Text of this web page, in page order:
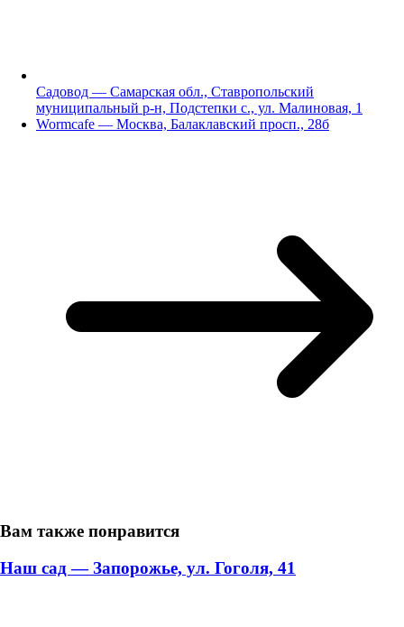
Садовод — Самарская обл., Ставропольский
муниципальный р-н, Подстепки с., ул. Малиновая, 1
Wormcafe — Москва, Балаклавский просп., 28б
Вам также понравится
Наш сад — Запорожье, ул. Гоголя, 41